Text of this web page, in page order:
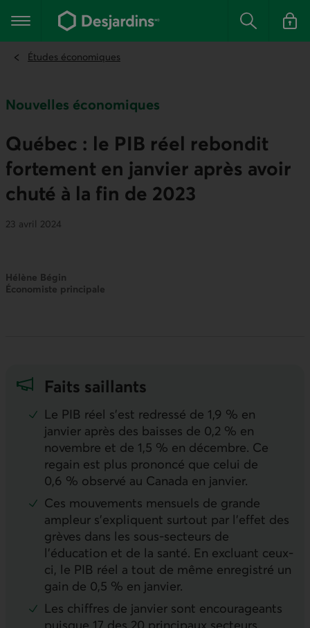
contenu
Menu principal Rechercher
Se
Études économiques
Nouvelles économiques
Québec : le PIB réel rebondit
fortement en janvier après avoir
chuté à la fin de 2023
23 avril 2024
Hélène Bégin
Économiste principale
Faits saillants
Le PIB réel s’est redressé de 1,9 % en
janvier après des baisses de 0,2 % en
novembre et de 1,5 % en décembre. Ce
regain est plus prononcé que celui de
0,6 % observé au Canada en janvier.
Ces mouvements mensuels de grande
ampleur s’expliquent surtout par l’effet des
grèves dans les sous-secteurs de
l’éducation et de la santé. En excluant ceux-
ci, le PIB réel a tout de même enregistré un
gain de 0,5 % en janvier.
Les chiffres de janvier sont encourageants